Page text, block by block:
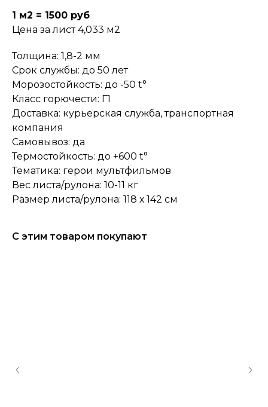
1 м2 = 1500 руб
Цена за лист 4,033 м2
Толщина: 1,8-2 мм
Срок службы: до 50 лет
Морозостойкость: до -50 t°
Класс горючести: Г1
Доставка: курьерская служба, транспортная
компания
Самовывоз: да
Термостойкость: до +600 t°
Тематика: герои мультфильмов
Вес листа/рулона: 10-11 кг
Размер листа/рулона: 118 х 142 см
С этим товаром покупают